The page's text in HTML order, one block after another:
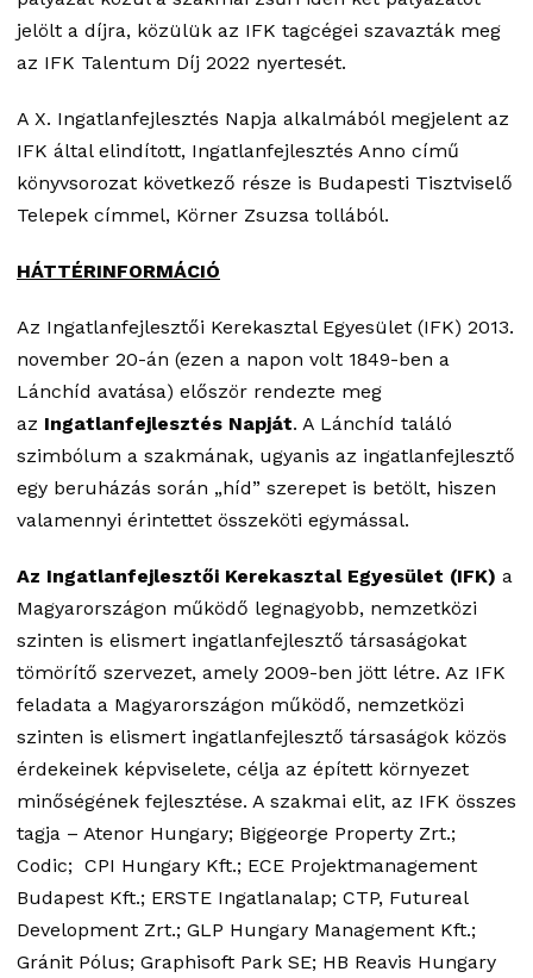
jelölt a díjra, közülük az IFK tagcégei szavazták meg
az IFK Talentum Díj 2022 nyertesét.
A X. Ingatlanfejlesztés Napja alkalmából megjelent az
IFK által elindított, Ingatlanfejlesztés Anno című
könyvsorozat következő része is Budapesti Tisztviselő
Telepek címmel, Körner Zsuzsa tollából.
HÁTTÉRINFORMÁCIÓ
Az Ingatlanfejlesztői Kerekasztal Egyesület (IFK) 2013.
november 20-án (ezen a napon volt 1849-ben a
Lánchíd avatása) először rendezte meg
az Ingatlanfejlesztés Napját. A Lánchíd találó
szimbólum a szakmának, ugyanis az ingatlanfejlesztő
egy beruházás során „híd” szerepet is betölt, hiszen
valamennyi érintettet összeköti egymással.
Az Ingatlanfejlesztői Kerekasztal Egyesület (IFK) a
Magyarországon működő legnagyobb, nemzetközi
szinten is elismert ingatlanfejlesztő társaságokat
tömörítő szervezet, amely 2009-ben jött létre. Az IFK
feladata a Magyarországon működő, nemzetközi
szinten is elismert ingatlanfejlesztő társaságok közös
érdekeinek képviselete, célja az épített környezet
minőségének fejlesztése. A szakmai elit, az IFK összes
tagja – Atenor Hungary; Biggeorge Property Zrt.;
Codic; CPI Hungary Kft.; ECE Projektmanagement
Budapest Kft.; ERSTE Ingatlanalap; CTP, Futureal
Development Zrt.; GLP Hungary Management Kft.;
Gránit Pólus; Graphisoft Park SE; HB Reavis Hungary